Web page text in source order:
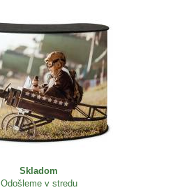
Skladom
Odošleme v stredu